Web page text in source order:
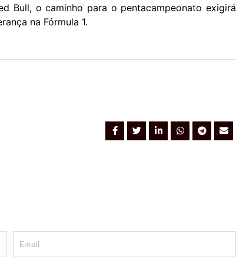
Bull, o caminho para o pentacampeonato exigirá
na Fórmula 1.